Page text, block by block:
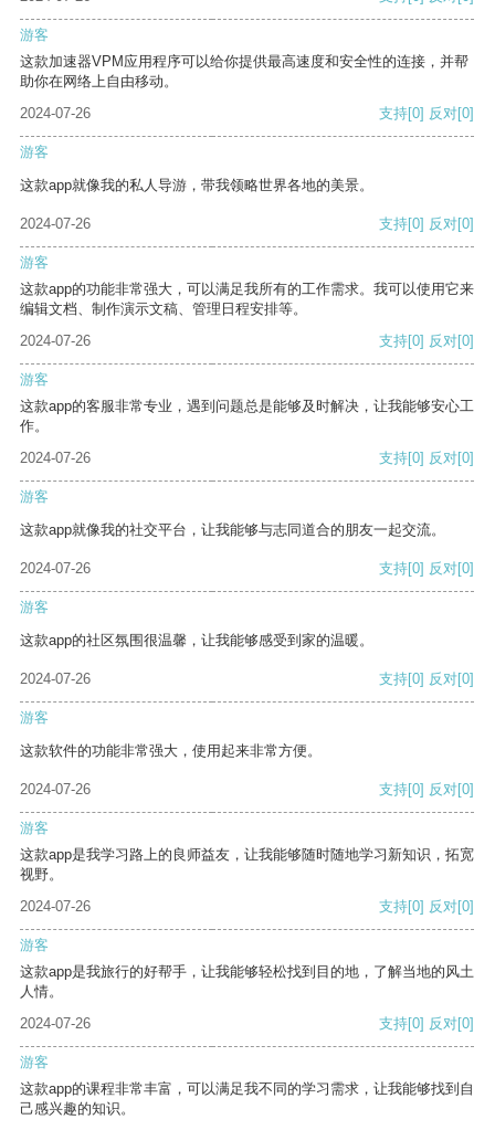
游客
这款加速器VPM应用程序可以给你提供最高速度和安全性的连接，并帮
助你在网络上自由移动。
2024-07-26
支持[0] 反对[0]
游客
这款app就像我的私人导游，带我领略世界各地的美景。
2024-07-26 支持[0] 反对[0]
游客
这款app的功能非常强大，可以满足我所有的工作需求。我可以使用它来
编辑文档、制作演示文稿、管理日程安排等。
2024-07-26
支持[0] 反对[0]
游客
这款app的客服非常专业，遇到问题总是能够及时解决，让我能够安心工
作。
2024-07-26
支持[0] 反对[0]
游客
这款app就像我的社交平台，让我能够与志同道合的朋友一起交流。
2024-07-26 支持[0] 反对[0]
游客
这款app的社区氛围很温馨，让我能够感受到家的温暖。
2024-07-26 支持[0] 反对[0]
游客
这款软件的功能非常强大，使用起来非常方便。
2024-07-26 支持[0] 反对[0]
游客
这款app是我学习路上的良师益友，让我能够随时随地学习新知识，拓宽
视野。
2024-07-26
支持[0] 反对[0]
游客
这款app是我旅行的好帮手，让我能够轻松找到目的地，了解当地的风土
人情。
2024-07-26
支持[0] 反对[0]
游客
这款app的课程非常丰富，可以满足我不同的学习需求，让我能够找到自
己感兴趣的知识。